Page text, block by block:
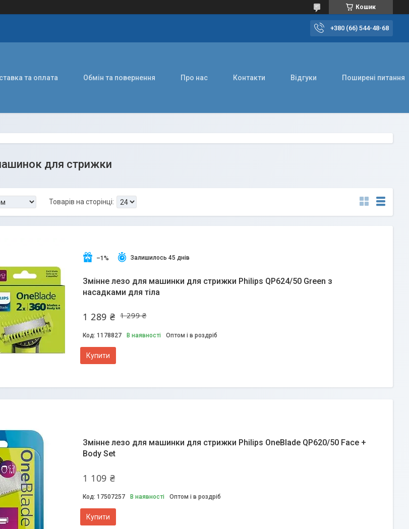
Кошик
+380 (66) 544-48-68
та оплата Обмін та повернення Про нас Контакти Відгуки Поширені питання
для стрижки
–1% Залишилось 45 днів
Змінне лезо для машинки для стрижки Philips QP624/50 Green з
насадками для тіла
1 299 ₴
1 289 ₴
1178827 В наявності Оптом і в роздріб
Купити
Змінне лезо для машинки для стрижки Philips OneBlade QP620/50 Face +
Body Set
1 109 ₴
17507257 В наявності Оптом і в роздріб
Купити